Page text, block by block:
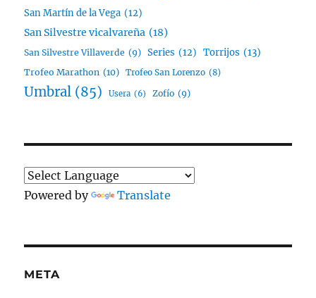
San Martín de la Vega (12)
San Silvestre vicalvareña (18)
San Silvestre Villaverde (9) Series (12) Torrijos (13)
Trofeo Marathon (10) Trofeo San Lorenzo (8)
Umbral (85) Usera (6) Zofío (9)
Powered by Translate
META